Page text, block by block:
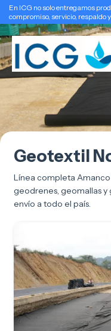
En ICG no solo entregamos
compromiso, servicio, respaldo
Geotextil
Línea completa
geodrenes, geomallas
envío a todo el país.